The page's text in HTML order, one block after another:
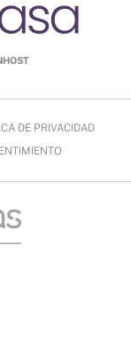
DE PRIVACIDAD